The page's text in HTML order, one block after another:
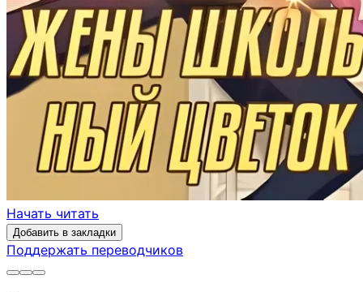
Начать читать
Добавить в закладки
Поддержать переводчиков